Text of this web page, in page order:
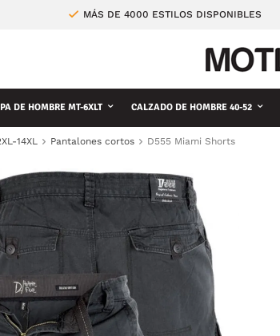
MÁS DE 4000 ESTILOS DISPONIBLES
DE HOMBRE MT-6XLT CALZADO DE HOMBRE 40-52
14XL Pantalones cortos D555 Miami Shorts